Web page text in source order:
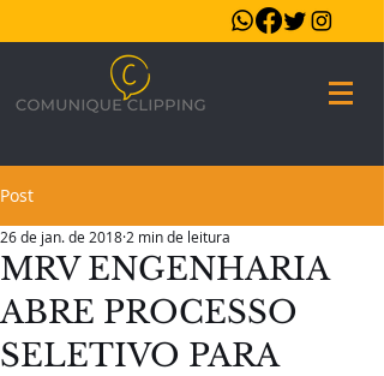
Post
MRV ENGENHARIA
ABRE PROCESSO
SELETIVO PARA
26 de jan. de 2018 2 min de leitura